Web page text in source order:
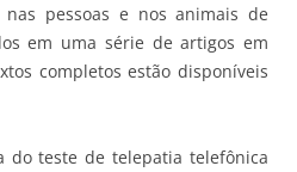
pessoas e nos animais de
em uma série de artigos em
completos estão disponíveis
do teste de telepatia telefônica